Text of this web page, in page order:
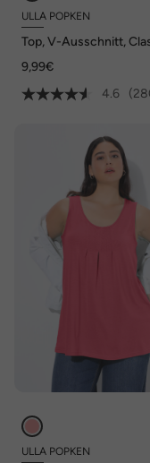
ULLA POPKEN
Top, V-Ausschnitt,
9,99€
4.6
ULLA POPKEN